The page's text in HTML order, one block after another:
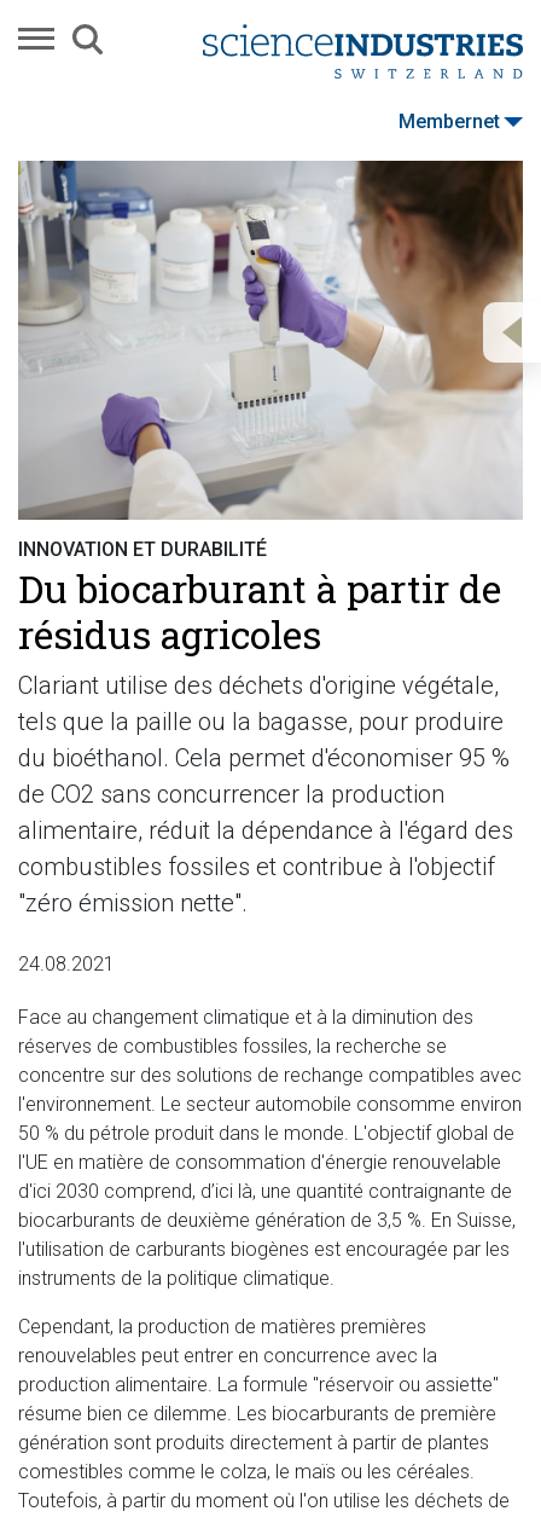
Membernet
INNOVATION ET DURABILITÉ
Du biocarburant à partir de
résidus agricoles
Clariant utilise des déchets d'origine végétale,
tels que la paille ou la bagasse, pour produire
du bioéthanol. Cela permet d'économiser 95 %
de CO2 sans concurrencer la production
alimentaire, réduit la dépendance à l'égard des
combustibles fossiles et contribue à l'objectif
"zéro émission nette".
24.08.2021
Face au changement climatique et à la diminution des
réserves de combustibles fossiles, la recherche se
concentre sur des solutions de rechange compatibles avec
l'environnement. Le secteur automobile consomme environ
50 % du pétrole produit dans le monde. L'objectif global de
l'UE en matière de consommation d'énergie renouvelable
d'ici 2030 comprend, d’ici là, une quantité contraignante de
biocarburants de deuxième génération de 3,5 %. En Suisse,
l'utilisation de carburants biogènes est encouragée par les
instruments de la politique climatique.
Cependant, la production de matières premières
renouvelables peut entrer en concurrence avec la
production alimentaire. La formule "réservoir ou assiette"
résume bien ce dilemme. Les biocarburants de première
génération sont produits directement à partir de plantes
comestibles comme le colza, le maïs ou les céréales.
Toutefois, à partir du moment où l'on utilise les déchets de